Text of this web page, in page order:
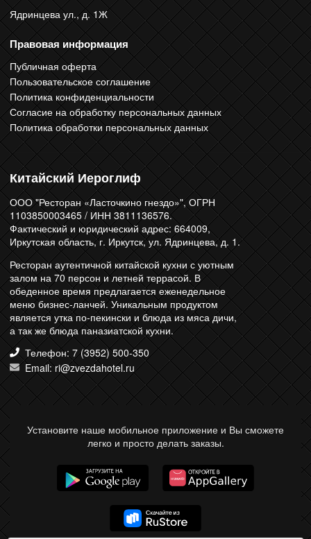
Ядринцева ул., д. 1Ж
Правовая информация
Публичная оферта
Пользовательское соглашение
Политика конфиденциальности
Согласие на обработку персональных данных
Политика обработки персональных данных
Китайский Иероглиф
ООО "Ресторан «Ласточкино гнездо»", ОГРН
1103850003465 / ИНН 3811136576.
Фактический и юридический адрес: 664009,
Иркутская область, г. Иркутск, ул. Ядринцева, д. 1.
Ресторан аутентичной китайской кухни с уютным
залом на 70 персон и летней террасой. В
обеденное время предлагается еженедельное
меню бизнес-ланчей. Уникальным продуктом
является утка по-пекински и блюда из мяса дичи,
а так же блюда паназиатской кухни.
Телефон: 7 (3952) 500-350
Email: ri@zvezdahotel.ru
Установите наше мобильное приложение и Вы сможете
легко и просто делать заказы.